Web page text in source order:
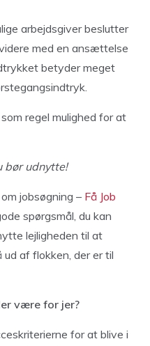
arbejdsgiver beslutter
med en ansættelse
betyder meget
regel mulighed for at
bør udnytte!
jobsøgning – Få Job
spørgsmål, du kan
lejligheden til at
af flokken, der er til
være for jer?
for at blive i